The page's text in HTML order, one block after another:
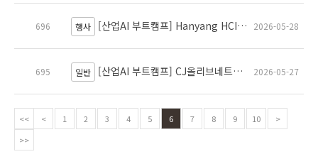
696 행사 [산업AI 부트캠프] Hanyang HCI Group Seminar 개최 안내 2026-05-28
695 일반 [산업AI 부트캠프] CJ올리브네트웍스 AI Campus 교육 희망자 모집 2026-05-27
<< < 1 2 3 4 5 6 7 8 9 10
>
>>